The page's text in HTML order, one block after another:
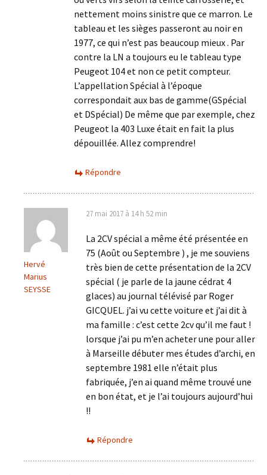
nettement moins sinistre que ce marron. Le
tableau et les sièges passeront au noir en
1977, ce qui n’est pas beaucoup mieux . Par
contre la LN a toujours eu le tableau type
Peugeot 104 et non ce petit compteur.
L’appellation Spécial à l’époque
correspondait aux bas de gamme(GSpécial
et DSpécial) De même que par exemple, chez
Peugeot la 403 Luxe était en fait la plus
dépouillée. Allez comprendre!
Répondre
Hervé
Marius
SEYSSE
27 mai 2017 à 14 h 52 min
La 2CV spécial a même été présentée en
75 (Août ou Septembre ) , je me souviens
très bien de cette présentation de la 2CV
spécial ( je parle de la jaune cédrat 4
glaces) au journal télévisé par Roger
GICQUEL. j’ai vu cette voiture et j’ai dit à
ma famille : c’est cette 2cv qu’il me faut !
lorsque j’ai pu m’en acheter une pour aller
à Marseille débuter mes études d’archi, en
septembre 1981 elle n’était plus
fabriquée, j’en ai quand même trouvé une
en bon état, et je l’ai toujours aujourd’hui
!!
Répondre